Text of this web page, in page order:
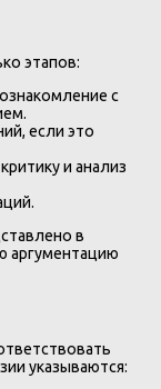
этапов:
с
если это
и анализ
в
аргументацию
указываются: